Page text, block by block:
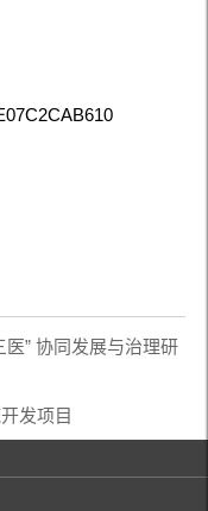
” 协同发展与治理研
发项目